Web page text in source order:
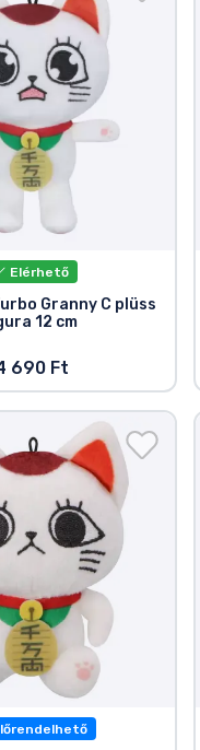
Elérhető
Granny C plüss
12 cm
690 Ft